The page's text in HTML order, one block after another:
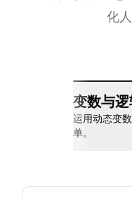
化
变数与
运用动态变
单。